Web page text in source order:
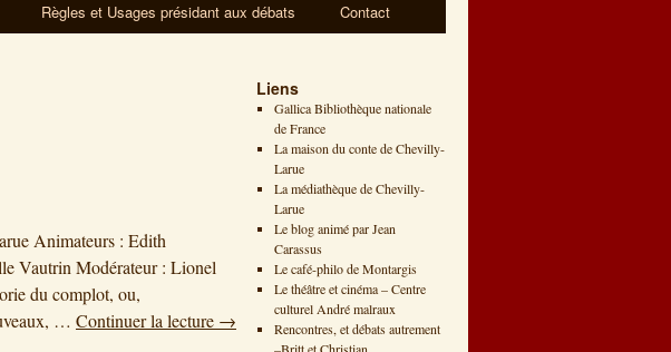
Règles et Usages présidant aux débats Contact
Animateurs : Edith
Vautrin Modérateur : Lionel
du complot, ou,
… Continuer la lecture →
Liens
Gallica Bibliothèque nationale
de France
La maison du conte de Chevilly-
Larue
La médiathèque de Chevilly-
Larue
Le blog animé par Jean
Carassus
Le café-philo de Montargis
Le théâtre et cinéma – Centre
culturel André malraux
Rencontres, et débats autrement